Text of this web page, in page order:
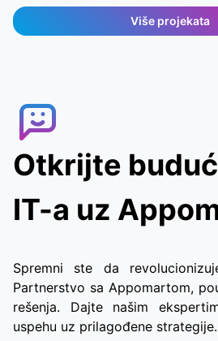
jednostavan i efikasan način
Korisnici mogu odabrati
brzo i praktično dobijanje
Više projekata
Otkrijte
IT-a uz
Spremni ste da
Partnerstvo sa Appomartom,
rešenja. Dajte našim
uspehu uz prilagođene strategije.